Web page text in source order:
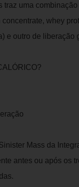
uma
whey
e outro de liberação
Mass da
antes ou após os